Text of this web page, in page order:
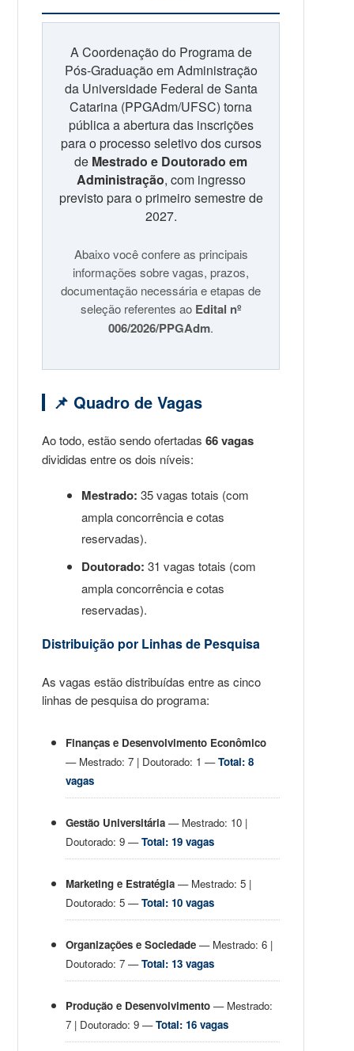
A Coordenação do Programa de
Pós-Graduação em Administração
da Universidade Federal de Santa
Catarina (PPGAdm/UFSC) torna
pública a abertura das inscrições
para o processo seletivo dos cursos
de Mestrado e Doutorado em
Administração, com ingresso
previsto para o primeiro semestre de
2027.
Abaixo você confere as principais
informações sobre vagas, prazos,
documentação necessária e etapas de
seleção referentes ao Edital nº
006/2026/PPGAdm.
📌 Quadro de Vagas
Ao todo, estão sendo ofertadas66 vagas
divididas entre os dois níveis:
Mestrado: 35 vagas totais (com
ampla concorrência e cotas
reservadas).
Doutorado: 31 vagas totais (com
ampla concorrência e cotas
reservadas).
Distribuição por Linhas de Pesquisa
As vagas estão distribuídas entre as cinco
linhas de pesquisa do programa:
Finanças e Desenvolvimento Econômico
— Mestrado: 7 | Doutorado: 1 —Total: 8
vagas
Gestão Universitária — Mestrado: 10 |
Doutorado: 9 —Total: 19 vagas
Marketing e Estratégia — Mestrado: 5 |
Doutorado: 5 —Total: 10 vagas
Organizações e Sociedade — Mestrado: 6 |
Doutorado: 7 —Total: 13 vagas
Produção e Desenvolvimento — Mestrado:
7 | Doutorado: 9 —Total: 16 vagas